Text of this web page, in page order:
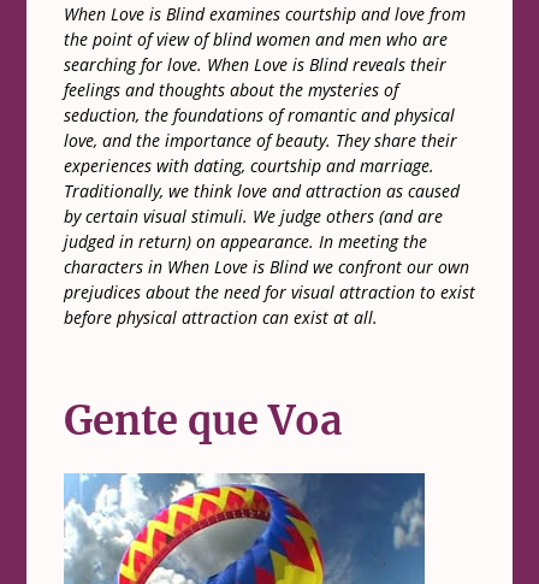
When Love is Blind examines courtship and love from
the point of view of blind women and men who are
searching for love. When Love is Blind reveals their
feelings and thoughts about the mysteries of
seduction, the foundations of romantic and physical
love, and the importance of beauty. They share their
experiences with dating, courtship and marriage.
Traditionally, we think love and attraction as caused
by certain visual stimuli. We judge others (and are
judged in return) on appearance. In meeting the
characters in When Love is Blind we confront our own
prejudices about the need for visual attraction to exist
before physical attraction can exist at all.
Gente que Voa